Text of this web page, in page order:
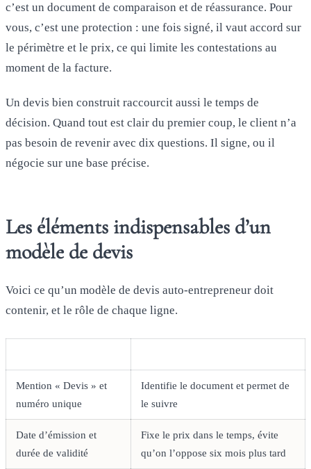
c’est un document de comparaison et de réassurance. Pour
vous, c’est une protection : une fois signé, il vaut accord sur
le périmètre et le prix, ce qui limite les contestations au
moment de la facture.
Un devis bien construit raccourcit aussi le temps de
décision. Quand tout est clair du premier coup, le client n’a
pas besoin de revenir avec dix questions. Il signe, ou il
négocie sur une base précise.
Les éléments indispensables d’un
modèle de devis
Voici ce qu’un modèle de devis auto-entrepreneur doit
contenir, et le rôle de chaque ligne.
Mention « Devis » et
numéro unique
Identifie le document et permet de
le suivre
Date d’émission et
durée de validité
Fixe le prix dans le temps, évite
qu’on l’oppose six mois plus tard